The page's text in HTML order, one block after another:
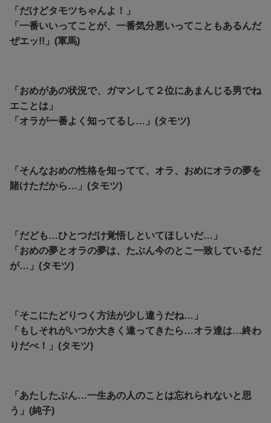
「だけどタモツちゃんよ！」
「一番いいってことが、一番気分悪いってこともあるんだ
ぜエッ!!」(軍馬)
「おめがあの状況で、ガマンして２位にあまんじる男でね
エことは」
「オラが一番よく知ってるし…」(タモツ)
「そんなおめの性格を知ってて、オラ、おめにオラの夢を
賭けただから…」(タモツ)
「だども…ひとつだけ覚悟しといてほしいだ…」
「おめの夢とオラの夢は、たぶん今のとこ一致しているだ
が…」(タモツ)
「そこにたどりつく方法が少し違うだね…」
「もしそれがいつか大きく違ってきたら…オラ達は…終わ
りだべ！」(タモツ)
「あたしたぶん…一生あの人のことは忘れられないと思
う」(純子)